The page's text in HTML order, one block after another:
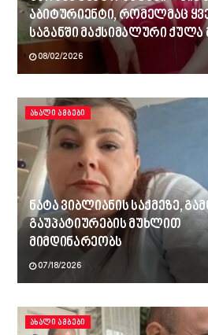
აბიტურიენტი, რომელმაც
საგანში მაქსიმალური ქულა
08/02/2026
ᲐᲮᲐᲚᲘ ᲐᲛᲑᲔᲑᲘ
ნატა ვიბლიანის საქმეზე,
გაუპატიურების მუხლით
მიმდინარეობს
07/18/2026
ᲐᲮᲐᲚᲘ ᲐᲛᲑᲔᲑᲘ